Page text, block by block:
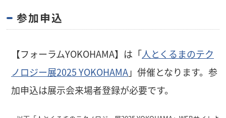
参加申込
【フォーラムYOKOHAMA】は「人とくるまのテク
ノロジー展2025 YOKOHAMA」併催となります。参
加申込は展示会来場者登録が必要です。